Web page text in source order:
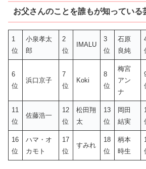
お父さんのことを誰もが知っている
1
位
小泉孝太
郎
2
位
IMALU
3
位
石原
良純
6
位
浜口京子
7
位
Koki
8
位
梅宮
アン
ナ
11
位
佐藤浩一
12
位
松田翔
太
13
位
岡田
結実
16
位
ハマ・オ
カモト
17
位
すみれ
18
位
柄本
時生